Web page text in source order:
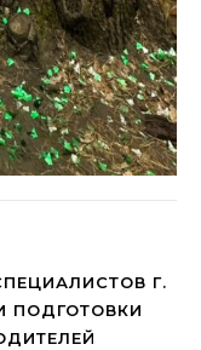
Г.
ПОДГОТОВКИ